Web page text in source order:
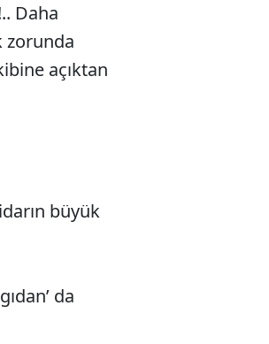
Daha
zorunda
açıktan
büyük
da